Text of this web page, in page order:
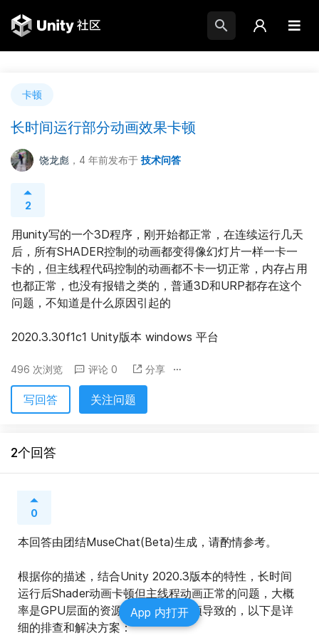
卡顿
长时间运行部分动画效果卡顿
饶龙彪 ，4 年前发布于 技术问答
2
用unity写的一个3D程序，刚开始都正常，在连续运行几天
后，所有SHADER控制的动画都变得像幻灯片一样一卡一
卡的，但主线程代码控制的动画都不卡一切正常，内存占用
也都正常，也没有报错之类的，普通3D和URP都存在这个
问题，不知道是什么原因引起的
2020.3.30f1c1 Unity版本 windows 平台
496 次浏览 评论 0 分享
写回答 关注问题
2个回答
0
本回答由团结MuseChat(Beta)生成，请酌情参考。
根据你的描述，结合Unity 2020.3版本的特性，长时间
运行后Shader动画卡顿但主线程动画正常的问题，大概
率是GPU层面的资源累积或性能瓶颈导致的，以下是详
细的排查和解决方案：
App 内打开